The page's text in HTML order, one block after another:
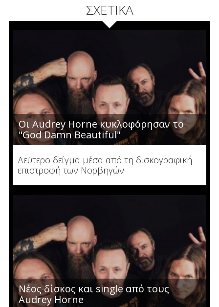
ΣΧΕΤΙΚΑ
Οι Audrey Horne κυκλοφόρησαν το
"God Damn Beautiful"
Δεύτερο δείγμα μέσα από τη δισκογραφική
επιστροφή των Νορβηγών
Νέος δίσκος και single από τους
Audrey Horne